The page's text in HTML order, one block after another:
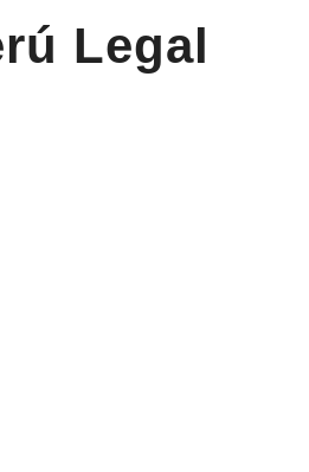
Legal